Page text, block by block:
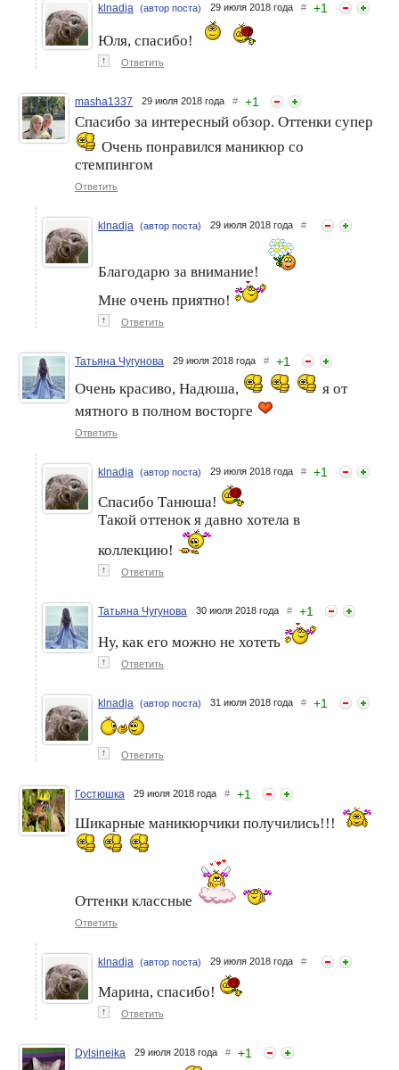
klnadja (автор поста) 29 июля 2018 года # +1
Юля, спасибо!
↑ Ответить
masha1337 29 июля 2018 года # +1
Спасибо за интересный обзор. Оттенки супер
Очень понравился маникюр со
стемпингом
Ответить
klnadja (автор поста) 29 июля 2018 года #
Благодарю за внимание!
Мне очень приятно!
↑ Ответить
Татьяна Чугунова 29 июля 2018 года # +1
Очень красиво, Надюша,
я от
мятного в полном восторге
Ответить
klnadja (автор поста) 29 июля 2018 года # +1
Спасибо Танюша!
Такой оттенок я давно хотела в
коллекцию!
↑ Ответить
Татьяна Чугунова 30 июля 2018 года # +1
Ну, как его можно не хотеть
↑ Ответить
klnadja (автор поста) 31 июля 2018 года # +1
↑ Ответить
Гостюшка 29 июля 2018 года # +1
Шикарные маникюрчики получились!!!
Оттенки классные
Ответить
klnadja (автор поста) 29 июля 2018 года #
Марина, спасибо!
↑ Ответить
Dylsineika 29 июля 2018 года # +1